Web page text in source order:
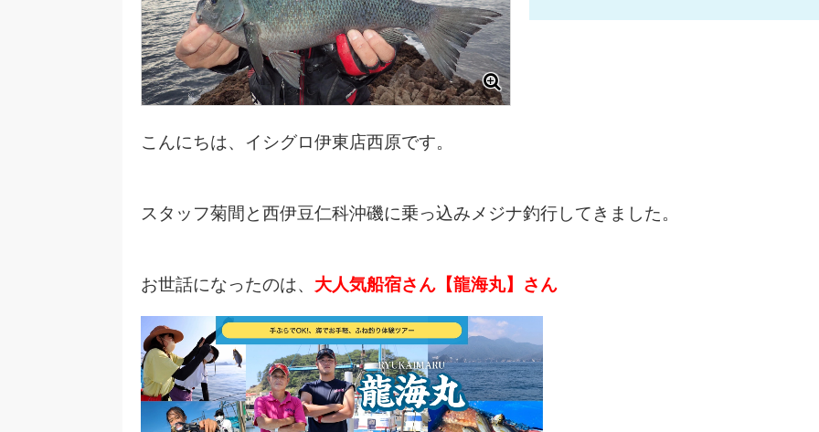
こんにちは、イシグロ伊東店西原です。
スタッフ菊間と西伊豆仁科沖磯に乗っ込みメジナ釣行してきました。
お世話になったのは、 大人気船宿さん【龍海丸】さん